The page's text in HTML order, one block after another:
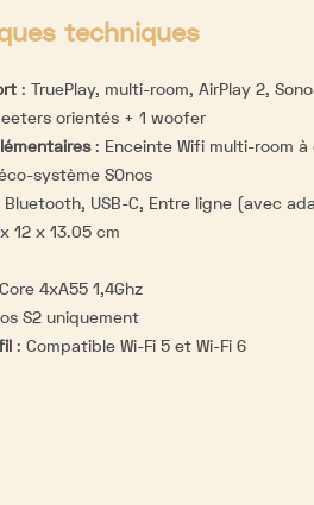
techniques
: TruePlay, multi-room, AirPlay 2,
orientés + 1 woofer
: Enceinte Wifi multi-room
système SOnos
Bluetooth, USB-C, Entre ligne (avec
12 x 13.05 cm
4xA55 1,4Ghz
S2 uniquement
: Compatible Wi-Fi 5 et Wi-Fi 6